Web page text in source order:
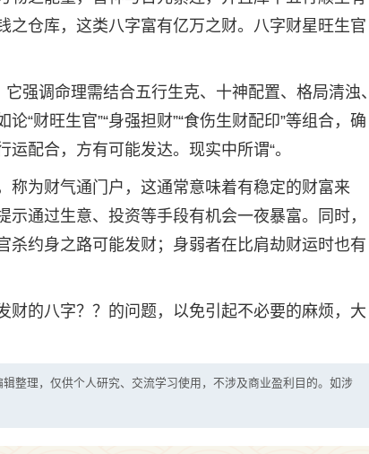
仓库，这类八字富有亿万之财。八字财星旺生官
强调命理需结合五行生克、十神配置、格局清浊、
“财旺生官”“身强担财”“食伤生财配印”等组合，确
配合，方有可能发达。现实中所谓“。
称为财气通门户，这通常意味着有稳定的财富来
通过生意、投资等手段有机会一夜暴富。同时，
杀约身之路可能发财；身弱者在比肩劫财运时也有
的八字？？的问题，以免引起不必要的麻烦，大
整理，仅供个人研究、交流学习使用，不涉及商业盈利目的。如涉